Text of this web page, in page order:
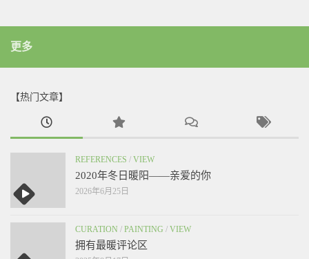
更多
【热门文章】
REFERENCES / VIEW
2020年冬日暖阳——亲爱的你
2026年6月25日
CURATION / PAINTING / VIEW
拥有最暖评论区